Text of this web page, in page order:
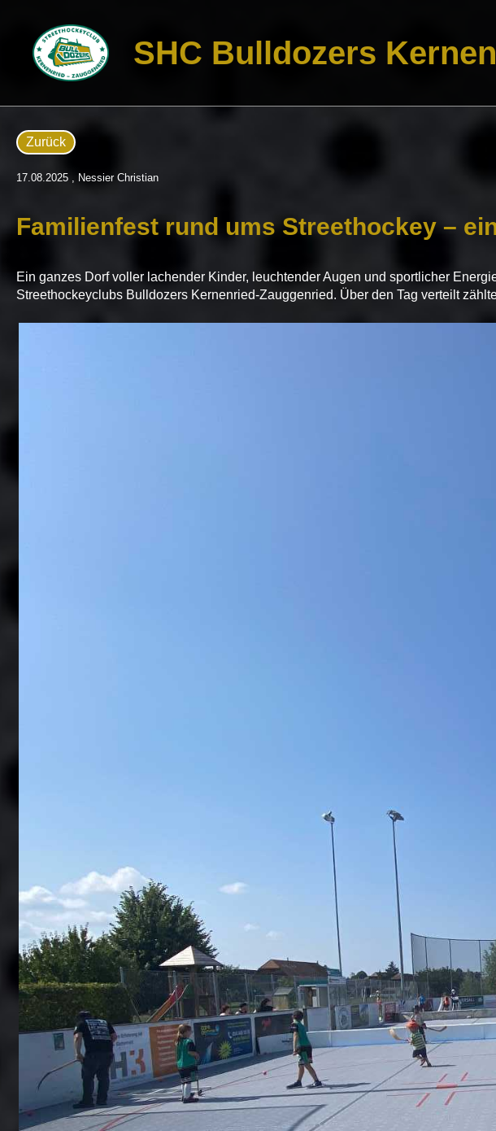
SHC Bulldozers
Zurück
17.08.2025 , Nessier Christian
Familienfest rund ums Streethockey –
Ein ganzes Dorf voller lachender Kinder, leuchtender Augen und sportlicher
Streethockeyclubs Bulldozers Kernenried-Zauggenried. Über den Tag verteilt